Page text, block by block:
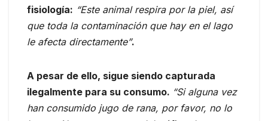
fisiología: “Este animal respira por la piel, así
que toda la contaminación que hay en el lago
le afecta directamente”.
A pesar de ello, sigue siendo capturada
ilegalmente para su consumo. “Si alguna vez
han consumido jugo de rana, por favor, no lo